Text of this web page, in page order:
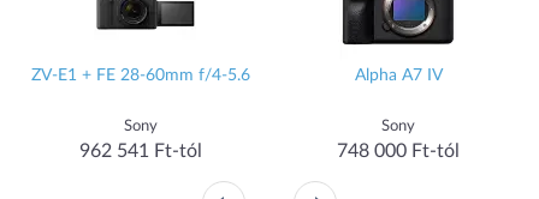
ZV-E1 + FE 28-60mm f/4-5.6
Sony
962 541 Ft-tól
Alpha A7 IV
Sony
748 000 Ft-tól